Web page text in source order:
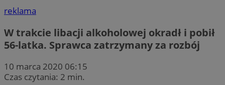
reklama
W trakcie libacji alkoholowej okradł i pobił
56-latka. Sprawca zatrzymany za rozbój
10 marca 2020 06:15
Czas czytania: 2 min.